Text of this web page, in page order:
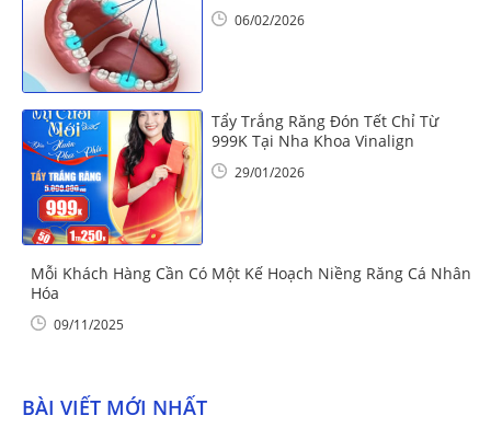
06/02/2026
Tẩy Trắng Răng Đón Tết Chỉ Từ
999K Tại Nha Khoa Vinalign
29/01/2026
Mỗi Khách Hàng Cần Có Một Kế Hoạch Niềng Răng Cá Nhân
Hóa
09/11/2025
BÀI VIẾT MỚI NHẤT